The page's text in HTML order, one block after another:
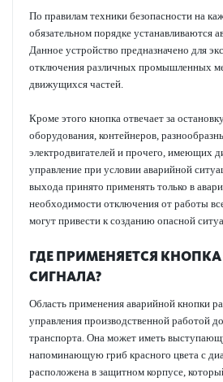
По правилам техники безопасности на
обязательном порядке устанавливаются
Данное устройство предназначено для
отключения различных промышленных
движущихся частей.
Кроме этого кнопка отвечает за
оборудования, контейнеров,
электродвигателей и прочего, имеющих
управление при условии аварийной
выхода принято применять только в
необходимости отключения от работы
могут привести к созданию опасной
ГДЕ ПРИМЕНЯЕТСЯ
СИГНАЛА?
Область применения аварийной кнопки
управления производственной работой
транспорта. Она может иметь
напоминающую гриб красного цвета с
расположена в защитном корпусе,